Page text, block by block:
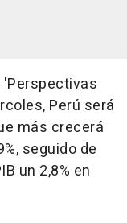
Perú será
más crecerá
seguido de
un 2,8% en